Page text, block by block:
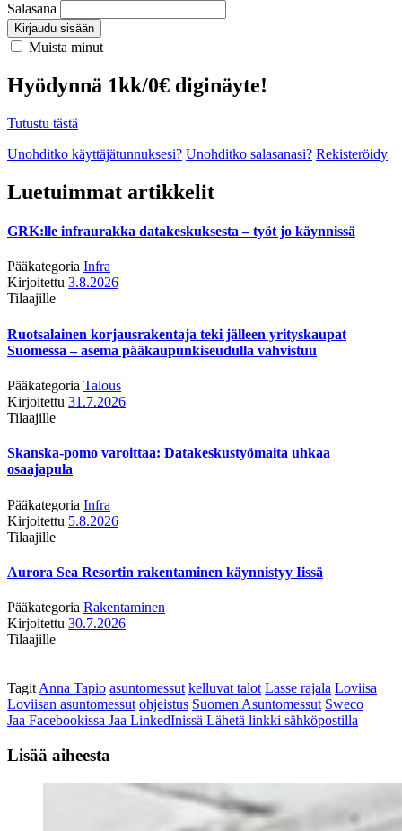
Salasana
Kirjaudu sisään
Muista minut
Hyödynnä 1kk/0€ diginäyte!
Tutustu tästä
Unohditko käyttäjätunnuksesi? Unohditko salasanasi? Rekisteröidy
Luetuimmat artikkelit
GRK:lle infraurakka datakeskuksesta – työt jo käynnissä
Pääkategoria Infra
Kirjoitettu 3.8.2026
Tilaajille
Ruotsalainen korjausrakentaja teki jälleen yrityskaupat
Suomessa – asema pääkaupunkiseudulla vahvistuu
Pääkategoria Talous
Kirjoitettu 31.7.2026
Tilaajille
Skanska-pomo varoittaa: Datakeskustyömaita uhkaa
osaajapula
Pääkategoria Infra
Kirjoitettu 5.8.2026
Tilaajille
Aurora Sea Resortin rakentaminen käynnistyy Iissä
Pääkategoria Rakentaminen
Kirjoitettu 30.7.2026
Tilaajille
Tagit Anna Tapio asuntomessut kelluvat talot Lasse rajala Loviisa
Loviisan asuntomessut ohjeistus Suomen Asuntomessut Sweco
Jaa Facebookissa Jaa LinkedInissä Lähetä linkki sähköpostilla
Lisää aiheesta